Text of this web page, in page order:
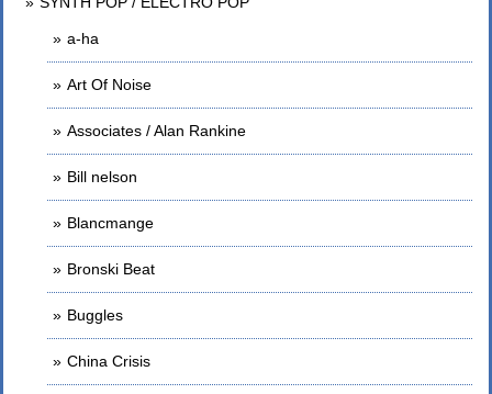
a-ha
Art Of Noise
Associates / Alan Rankine
Bill nelson
Blancmange
Bronski Beat
Buggles
China Crisis